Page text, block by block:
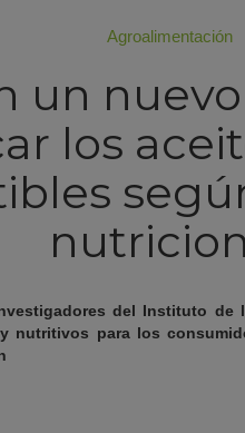
Agroalimentación
un
los
del Instituto de
nutritivos para los